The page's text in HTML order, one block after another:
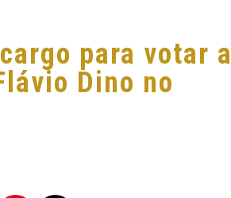
para votar a
Dino no